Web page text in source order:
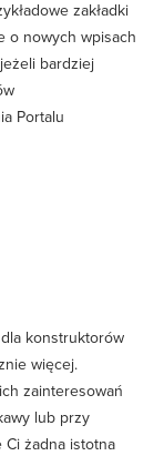
zakładki
o nowych wpisach
bardziej
Portalu
konstruktorów
więcej.
zainteresowań
lub przy
żadna istotna